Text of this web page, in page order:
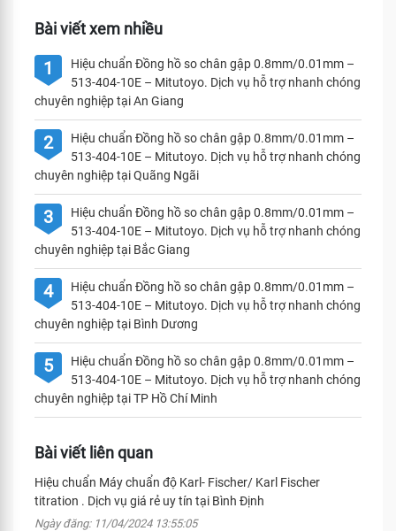
Bài viết xem nhiều
1
Hiệu chuẩn Đồng hồ so chân gập 0.8mm/0.01mm –
513-404-10E – Mitutoyo. Dịch vụ hỗ trợ nhanh chóng
chuyên nghiệp tại An Giang
2
Hiệu chuẩn Đồng hồ so chân gập 0.8mm/0.01mm –
513-404-10E – Mitutoyo. Dịch vụ hỗ trợ nhanh chóng
chuyên nghiệp tại Quãng Ngãi
3
Hiệu chuẩn Đồng hồ so chân gập 0.8mm/0.01mm –
513-404-10E – Mitutoyo. Dịch vụ hỗ trợ nhanh chóng
chuyên nghiệp tại Bắc Giang
4
Hiệu chuẩn Đồng hồ so chân gập 0.8mm/0.01mm –
513-404-10E – Mitutoyo. Dịch vụ hỗ trợ nhanh chóng
chuyên nghiệp tại Bình Dương
5
Hiệu chuẩn Đồng hồ so chân gập 0.8mm/0.01mm –
513-404-10E – Mitutoyo. Dịch vụ hỗ trợ nhanh chóng
chuyên nghiệp tại TP Hồ Chí Minh
Bài viết liên quan
Hiệu chuẩn Máy chuẩn độ Karl- Fischer/ Karl Fischer
titration . Dịch vụ giá rẻ uy tín tại Bình Định
Ngày đăng: 11/04/2024 13:55:05